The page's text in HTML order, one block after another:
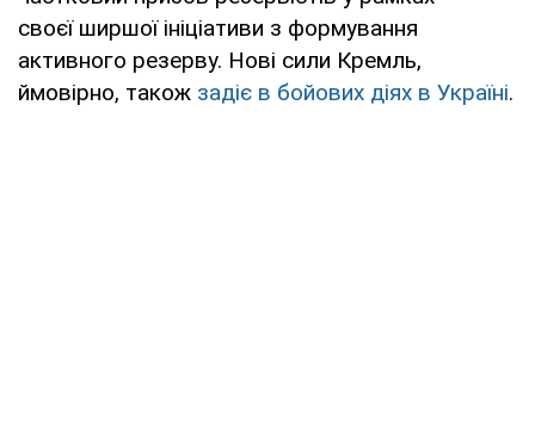
своєї ширшої ініціативи з формування
активного резерву. Нові сили Кремль,
ймовірно, також задіє в бойових діях в Україні.